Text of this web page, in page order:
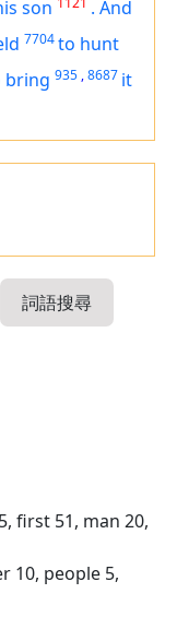
son . And
7704to hunt
bring 935 ,8687 it
詞語搜尋
first 51, man 20,
10, people 5,